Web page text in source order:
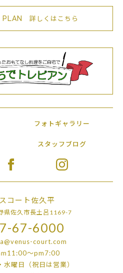
PLAN 詳しくはこちら
フォトギャラリー
スタッフブログ
コート佐久平
県佐久市長土呂1169-7
67-6000
court.com
〜pm7:00
曜日（祝日は営業）